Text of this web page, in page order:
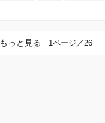
もっと見る 1ページ／26